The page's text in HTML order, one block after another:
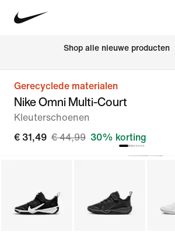
Shop alle nieuwe producten
Gerecyclede materialen
Nike Omni Multi-Court
Kleuterschoenen
€ 31,49 € 44,99 30% korting